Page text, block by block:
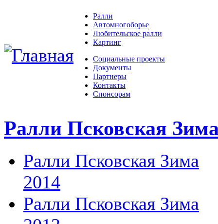
Ралли
Автомногоборье
Любительское ралли
Картинг
Социальные проекты
Документы
Партнеры
Контакты
Спонсорам
Ралли Псковская
Ралли Псковская Зима
2014
Ралли Псковская Зима